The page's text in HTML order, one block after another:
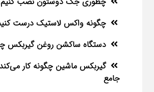
چگونه واکس لاستیک درست
دستگاه ساکشن روغن گیربکس
گیربکس ماشین چگونه کار
جامع